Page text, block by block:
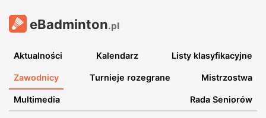
eBadminton.pl
Aktualności Kalendarz Listy klasyfikacyjne
Zawodnicy Turnieje rozegrane Mistrzostwa
Multimedia Rada Seniorów